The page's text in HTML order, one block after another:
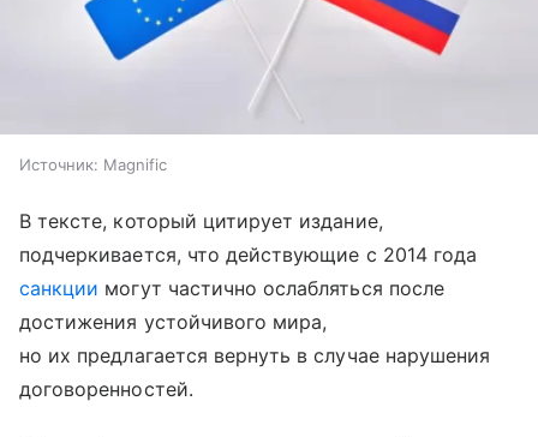
Источник: Magnific
В тексте, который цитирует издание,
подчеркивается, что действующие с 2014 года
санкции могут частично ослабляться после
достижения устойчивого мира,
но их предлагается вернуть в случае нарушения
договоренностей.